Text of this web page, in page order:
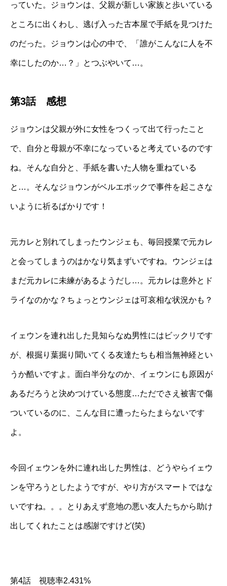
っていた。ジョウンは、父親が新しい家族と歩いている
ところに出くわし、逃げ入った古本屋で手紙を見つけた
のだった。ジョウンは心の中で、「誰がこんなに人を不
幸にしたのか…？」とつぶやいて…。
第3話 感想
ジョウンは父親が外に女性をつくって出て行ったこと
で、自分と母親が不幸になっていると考えているのです
ね。そんな自分と、手紙を書いた人物を重ねている
と…。そんなジョウンがベルエポックで事件を起こさな
いように祈るばかりです！
元カレと別れてしまったウンジェも、毎回授業で元カレ
と会ってしまうのはかなり気まずいですね。ウンジェは
まだ元カレに未練があるようだし…。元カレは意外とド
ライなのかな？ちょっとウンジェは可哀相な状況かも？
イェウンを連れ出した見知らなぬ男性にはビックリです
が、根掘り葉掘り聞いてくる友達たちも相当無神経とい
うか酷いですよ。面白半分なのか、イェウンにも原因が
あるだろうと決めつけている態度…ただでさえ被害で傷
ついているのに、こんな目に遭ったらたまらないです
よ。
今回イェウンを外に連れ出した男性は、どうやらイェウ
ンを守ろうとしたようですが、やり方がスマートではな
いですね。。。とりあえず意地の悪い友人たちから助け
出してくれたことは感謝ですけど(笑)
第4話 視聴率2.431%